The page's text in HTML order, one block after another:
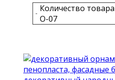
- Количество
О-07